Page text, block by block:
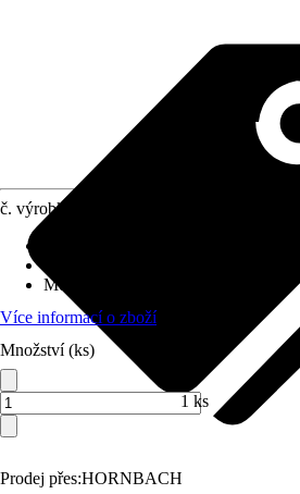
Prodej přes:HORNBACH
č. výrobku
Montážní
Možnost upevnění
Více informací o zboží
Množství (ks)
1 ks